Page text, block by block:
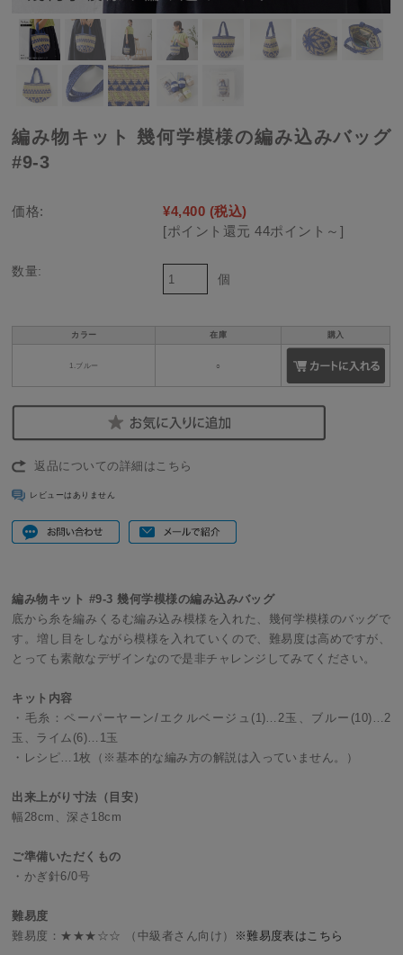
編み物キット 幾何学模様の編み込みバッグ
#9-3
価格: ¥4,400 (税込)
[ポイント還元 44ポイント～]
数量:
個
カラー 在庫 購入
1.ブルー ○
返品についての詳細はこちら
レビューはありません
編み物キット #9-3 幾何学模様の編み込みバッグ
底から糸を編みくるむ編み込み模様を入れた、幾何学模様のバッグで
す。増し目をしながら模様を入れていくので、難易度は高めですが、
とっても素敵なデザインなので是非チャレンジしてみてください。
キット内容
・毛糸：ペーパーヤーン/エクルベージュ(1)…2玉、ブルー(10)…2
玉、ライム(6)…1玉
・レシピ…1枚（※基本的な編み方の解説は入っていません。）
出来上がり寸法（目安）
幅28cm、深さ18cm
ご準備いただくもの
・かぎ針6/0号
難易度
難易度：★★★☆☆ （中級者さん向け）
※難易度表はこちら